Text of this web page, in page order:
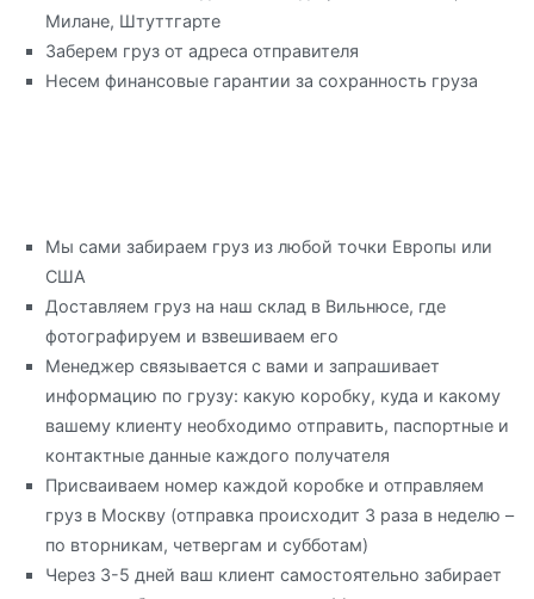
Милане, Штуттгарте
Заберем груз от адреса отправителя
Несем финансовые гарантии за сохранность груза
Мы сами забираем груз из любой точки Европы или
США
Доставляем груз на наш склад в Вильнюсе, где
фотографируем и взвешиваем его
Менеджер связывается с вами и запрашивает
информацию по грузу: какую коробку, куда и какому
вашему клиенту необходимо отправить, паспортные и
контактные данные каждого получателя
Присваиваем номер каждой коробке и отправляем
груз в Москву (отправка происходит 3 раза в неделю –
по вторникам, четвергам и субботам)
Через 3-5 дней ваш клиент самостоятельно забирает